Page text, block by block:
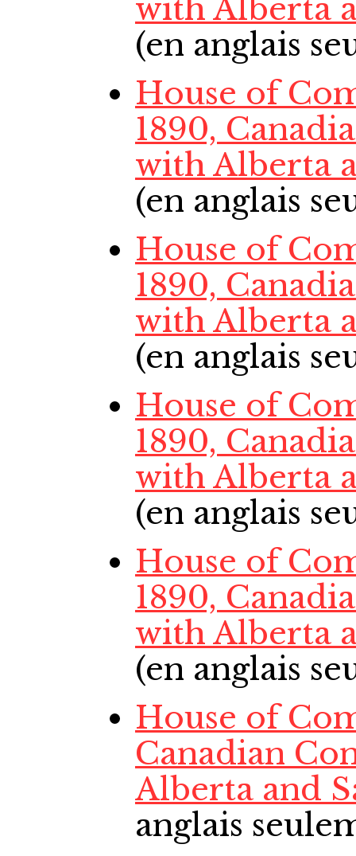
with Alberta
(en anglais
House of
1890,
with Alberta
(en anglais
House of
1890,
with Alberta
(en anglais
House of
1890,
with Alberta
(en anglais
House of
1890,
with Alberta
(en anglais
House of
Canadian
Alberta and
anglais